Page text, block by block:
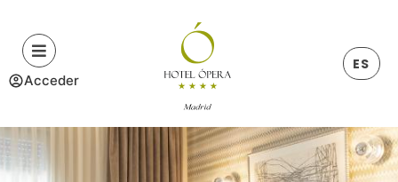
Acceder
ES